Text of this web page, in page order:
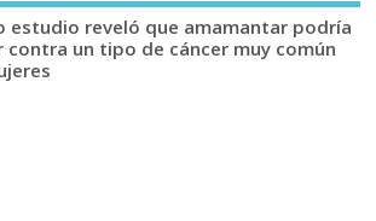
estudio reveló que amamantar podría
un tipo de cáncer muy común